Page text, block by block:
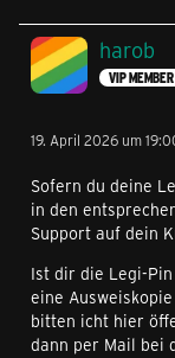
harob
VIP MEMBER
19. April 2026 um
Sofern du deine
in den
Support auf dein
Ist dir die Legi-
eine
bitten icht hier
dann per Mail bei